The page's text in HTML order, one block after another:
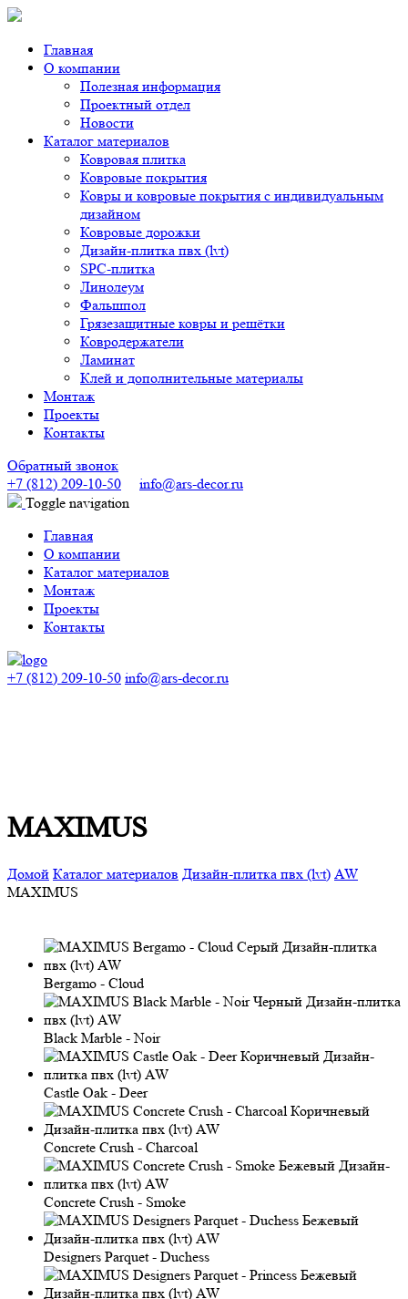
Главная
О компании
Полезная информация
Проектный отдел
Новости
Каталог материалов
Ковровая плитка
Ковровые покрытия
Ковры и ковровые покрытия с индивидуальным
дизайном
Ковровые дорожки
Дизайн-плитка пвх (lvt)
SPC-плитка
Линолеум
Фальшпол
Грязезащитные ковры и решётки
Ковродержатели
Ламинат
Клей и дополнительные материалы
Монтаж
Проекты
Контакты
Обратный звонок
+7 (812) 209-10-50
info@ars-decor.ru
Toggle navigation
Главная
О компании
Каталог материалов
Монтаж
Проекты
Контакты
+7 (812) 209-10-50 info@ars-decor.ru
MAXIMUS
Домой Каталог материалов Дизайн-плитка пвх (lvt) AW
MAXIMUS
Bergamo - Cloud
Black Marble - Noir
Castle Oak - Deer
Concrete Crush - Charcoal
Concrete Crush - Smoke
Designers Parquet - Duchess